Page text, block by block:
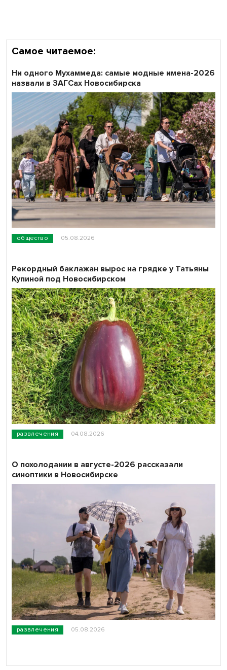
Самое читаемое:
общество 05.08.2026
Ни одного Мухаммеда: самые модные имена-2026
назвали в ЗАГСах Новосибирска
развлечения 04.08.2026
Рекордный баклажан вырос на грядке у Татьяны
Купиной под Новосибирском
развлечения 05.08.2026
О похолодании в августе-2026 рассказали
синоптики в Новосибирске